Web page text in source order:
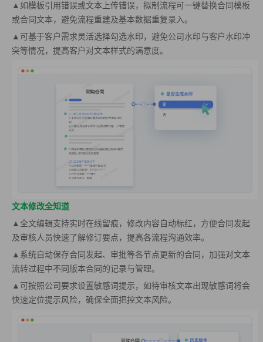
▲如模板引用错误或文本上传错误，拟制流程可一键替换合同模板
或合同文本，避免流程重建及基本数据重复录入。
▲可基于客户需求灵活选择勾选水印，避免公司水印与客户水印冲
突等情况，提高客户对文本样式的满意度。
文本修改全知道
▲全文编辑支持实时在线留痕，修改内容自动标红，方便合同发起
及审核人员快速了解修订要点，提高各流程沟通效率。
▲系统自动保存合同发起、审批等各节点更新的合同，加强对文本
流转过程中不同版本合同的记录与管理。
▲可按照公司要求设置敏感词提示，如待审核文本出现敏感词将会
快速定位提示风险，确保全面把控文本风险。